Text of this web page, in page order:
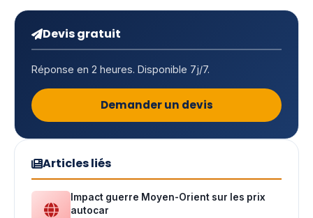
Devis gratuit
Réponse en 2 heures. Disponible 7j/7.
Demander un devis
Articles liés
Impact guerre Moyen-Orient sur les prix
autocar